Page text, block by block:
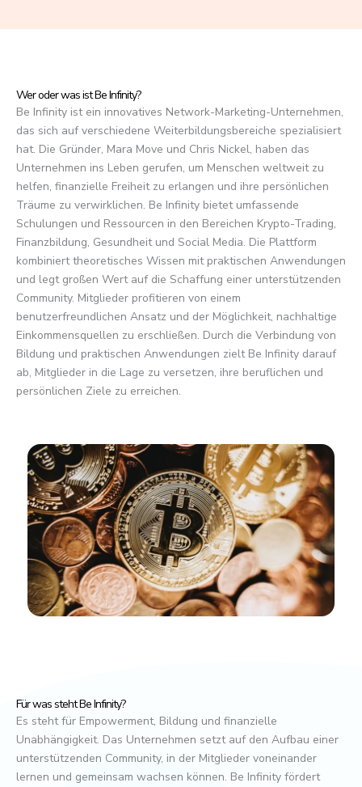
5
Wer oder was ist Be Infinity?
Be Infinity ist ein innovatives Network-Marketing-Unternehmen,
das sich auf verschiedene Weiterbildungsbereiche spezialisiert
hat. Die Gründer, Mara Move und Chris Nickel, haben das
Unternehmen ins Leben gerufen, um Menschen weltweit zu
helfen, finanzielle Freiheit zu erlangen und ihre persönlichen
Träume zu verwirklichen. Be Infinity bietet umfassende
Schulungen und Ressourcen in den Bereichen Krypto-Trading,
Finanzbildung, Gesundheit und Social Media. Die Plattform
kombiniert theoretisches Wissen mit praktischen Anwendungen
und legt großen Wert auf die Schaffung einer unterstützenden
Community. Mitglieder profitieren von einem
benutzerfreundlichen Ansatz und der Möglichkeit, nachhaltige
Einkommensquellen zu erschließen. Durch die Verbindung von
Bildung und praktischen Anwendungen zielt Be Infinity darauf
ab, Mitglieder in die Lage zu versetzen, ihre beruflichen und
persönlichen Ziele zu erreichen.
Für was steht Be Infinity?
Es steht für Empowerment, Bildung und finanzielle
Unabhängigkeit. Das Unternehmen setzt auf den Aufbau einer
unterstützenden Community, in der Mitglieder voneinander
lernen und gemeinsam wachsen können. Be Infinity fördert